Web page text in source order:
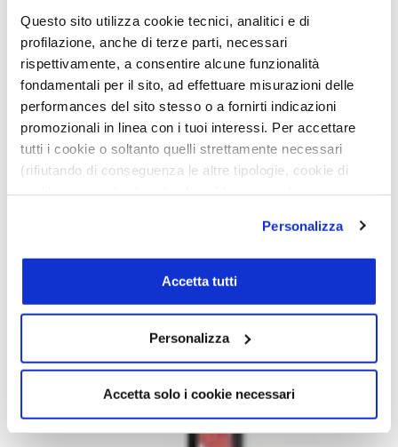
Questo sito utilizza cookie tecnici, analitici e di
profilazione, anche di terze parti, necessari
rispettivamente, a consentire alcune funzionalità
fondamentali per il sito, ad effettuare misurazioni delle
performances del sito stesso o a fornirti indicazioni
promozionali in linea con i tuoi interessi. Per accettare
tutti i cookie o soltanto quelli strettamente necessari
(rifiutando di conseguenza le altre tipologie, cookie di
alcune categorie di cookie o servizi, seleziona l’opzione
«Personalizza». Per avere maggiori informazioni
cookie policy.
Personalizza
Accetta tutti
Personalizza
Accetta solo i cookie necessari